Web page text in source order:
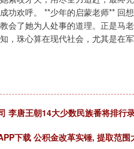
功欢呼。 **少年的启蒙老师** 回
会了她为人处事的道理。正是马
，珠心算在现代社会，尤其是在
李唐王朝14大少数民族番将排行
下载 公积金改革实锤, 提取范